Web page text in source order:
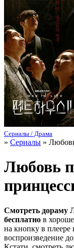
Сериалы / Драма
» Сериалы »
Любовь
Смотреть дораму
бесплатно в
на кнопку в плеере
воспроизведение